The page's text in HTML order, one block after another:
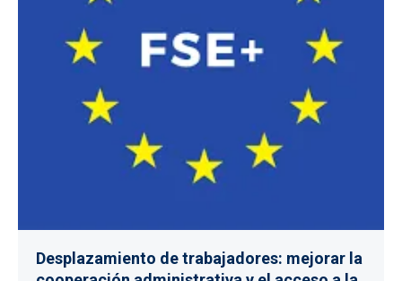
Desplazamiento de trabajadores: mejorar la